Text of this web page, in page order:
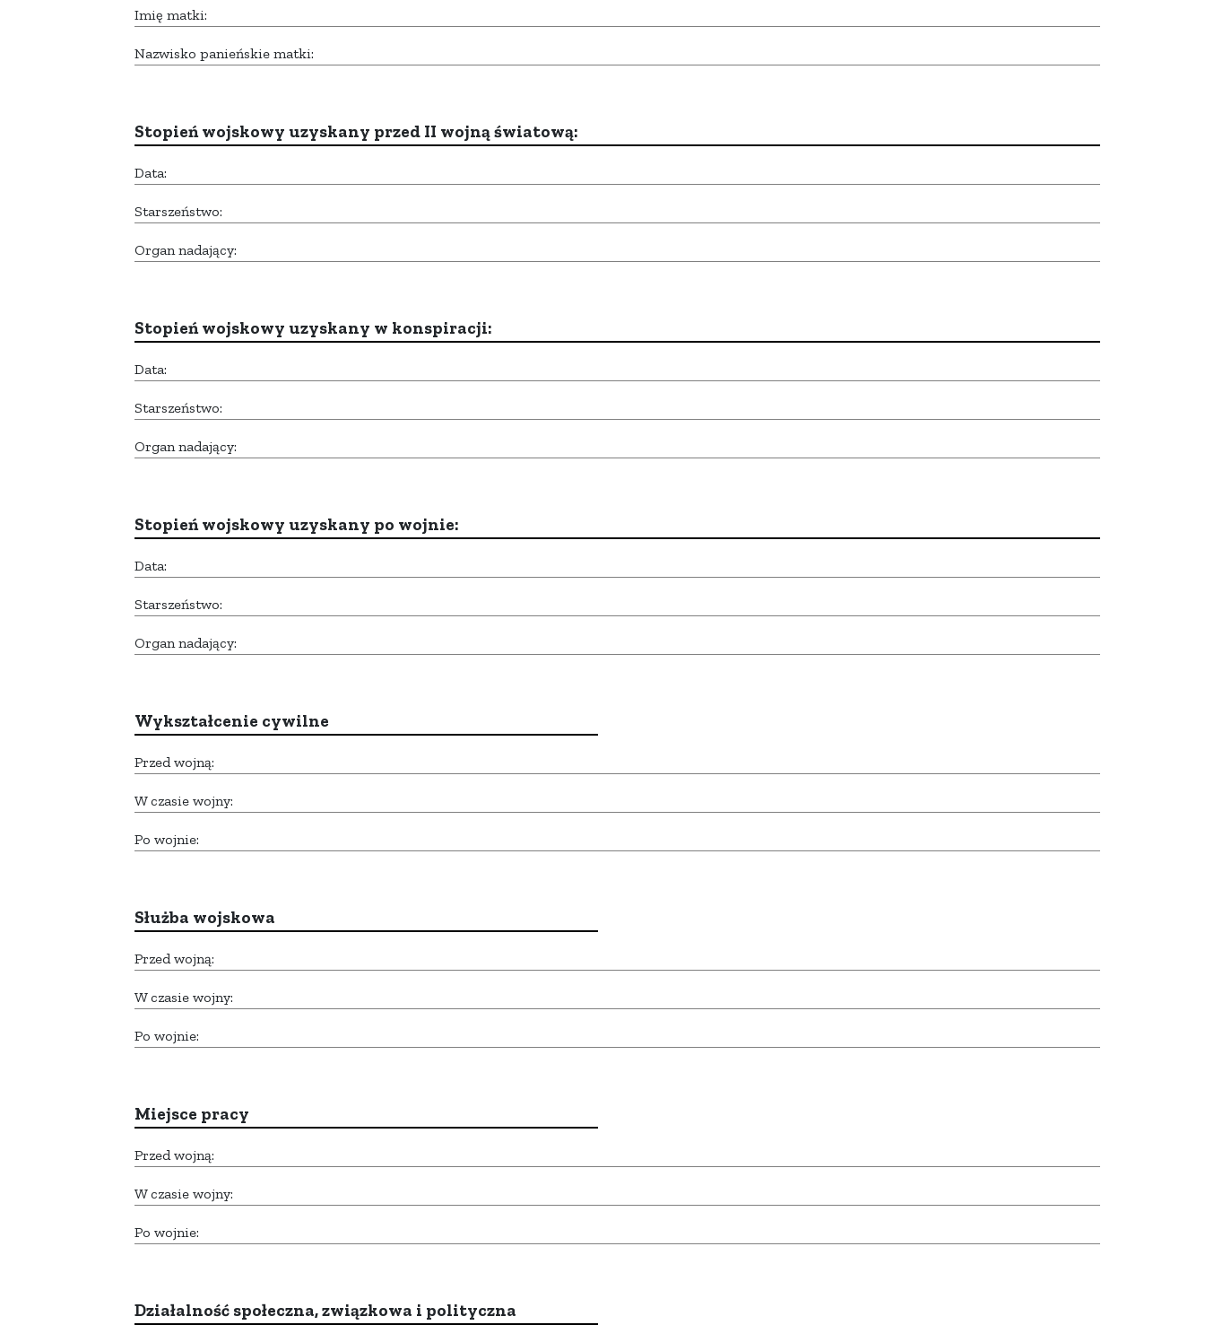
Imię matki:
Nazwisko panieńskie matki:
Stopień wojskowy uzyskany przed II wojną światową:
Data:
Starszeństwo:
Organ nadający:
Stopień wojskowy uzyskany w konspiracji:
Data:
Starszeństwo:
Organ nadający:
Stopień wojskowy uzyskany po wojnie:
Data:
Starszeństwo:
Organ nadający:
Wykształcenie cywilne
Przed wojną:
W czasie wojny:
Po wojnie:
Służba wojskowa
Przed wojną:
W czasie wojny:
Po wojnie:
Miejsce pracy
Przed wojną:
W czasie wojny:
Po wojnie:
Działalność społeczna, związkowa i polityczna